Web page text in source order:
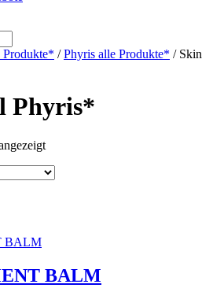
Produkte* /Phyris alle Produkte* / Skin
Phyris*
BALM